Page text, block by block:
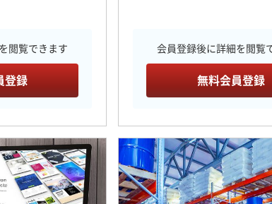
閲覧できます
登録
会員登録後に詳細を閲覧
無料会員登録